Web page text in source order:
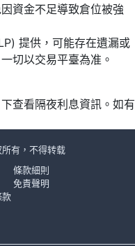
資金不足導致倉位被強
提供，可能存在遺漏或
切以交易平臺為准。
查看隔夜利息資訊。如有
有，不得转载
條款細則
免責聲明
款